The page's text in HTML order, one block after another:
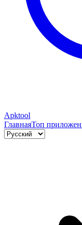
Apktool
ГлавнаяТоп